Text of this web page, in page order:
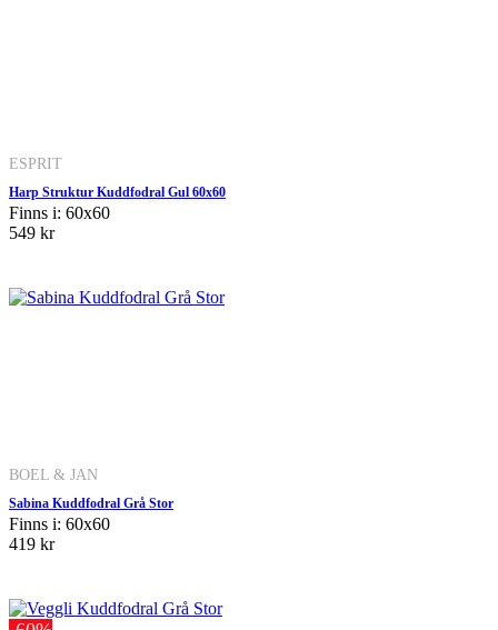
ESPRIT
Harp Struktur Kuddfodral Gul 60x60
Finns i: 60x60
549 kr
BOEL & JAN
Sabina Kuddfodral Grå Stor
Finns i: 60x60
419 kr